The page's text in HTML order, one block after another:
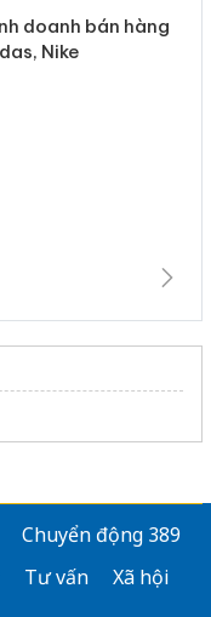
Chuyển động 389
Tư vấn
Xã hội